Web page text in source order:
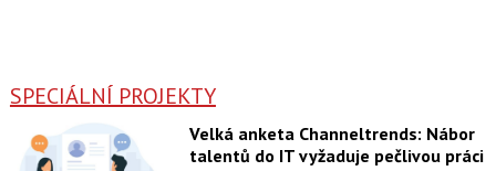
SPECIÁLNÍ PROJEKTY
Velká anketa Channeltrends: Nábor
talentů do IT vyžaduje pečlivou práci